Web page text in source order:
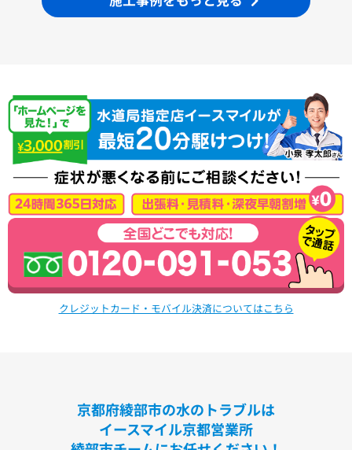
洗濯機用水栓金具
TBV03401J1 TBV03401Z1 TBV03423J1 TBV03423Z1
洗面化粧台
VシリーズLMPB060A1GDC1G+LDPB060BAGEN2
VシリーズLMPB075A1GDC1G+LDPB075BAGEN2
VシリーズLMPB075A3GDC1G+LDPB075BAGEN2
VシリーズLMPB075B1GDC1G+LDPB075BAGEN2
VシリーズLMPB075B3GDC1G+LDPB075BAGEN2
浴室
サザナ
クレジットカード・モバイル決済についてはこちら
京都府綾部市の水のトラブルは
イースマイル京都営業所